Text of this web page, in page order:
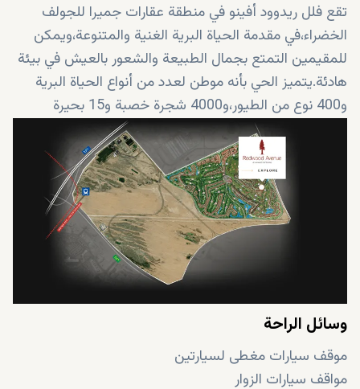
تقع فلل ريدوود أفينو في منطقة عقارات جميرا للجولف
الخضراء،في مقدمة الحياة البرية الغنية والمتنوعة،ويمكن
للمقيمين التمتع بجمال الطبيعة والشعور بالعيش في بيئة
هادئة.يتميز الحي بأنه موطن لعدد من أنواع الحياة البرية
و400 نوع من الطيور،و4000 شجرة خصبة و15 بحيرة
رائعة.وتعتبر المنطقة من أجمل البيئات السكنية في
الإمارات ويمكن الوصول إليها داخل المنطقة 5 موقع التراث
الأندلسي لتكون على اتصال بالتاريخ والثقافة.
وسائل الراحة
موقف سيارات مغطى لسيارتين
مواقف سيارات الزوار